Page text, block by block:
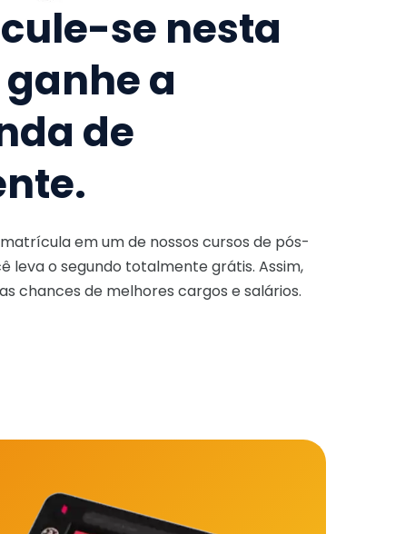
se nesta
ganhe a
de
em um de nossos cursos de pós-
leva o segundo totalmente grátis. Assim,
chances de melhores cargos e salários.